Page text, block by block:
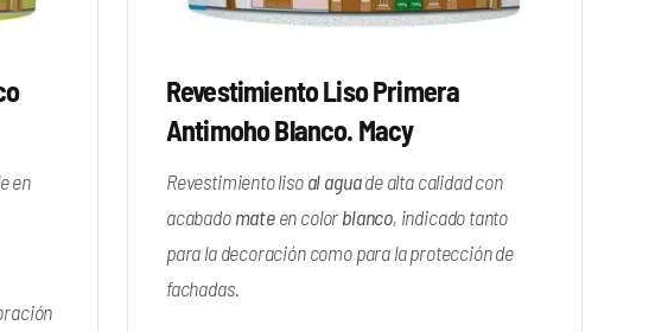
en
Revestimiento Liso Primera
Antimoho Blanco. Macy
Revestimiento lisoal aguade alta calidad con
acabadomateen colorblanco, indicado tanto
para la decoración como para la protección de
fachadas.